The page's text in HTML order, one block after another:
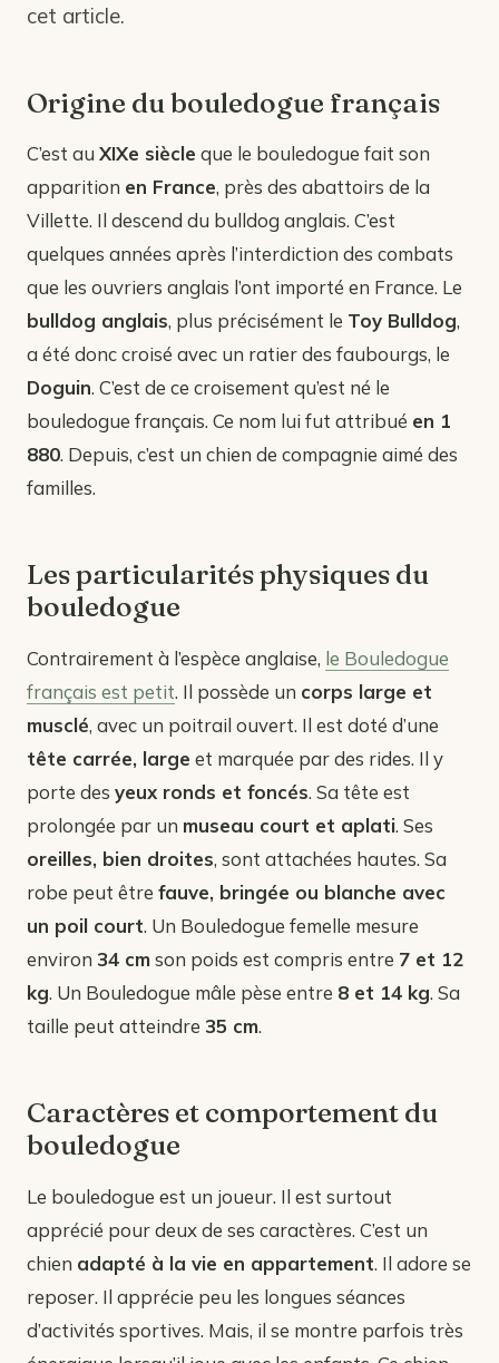
cet article.
Origine du bouledogue français
C’est au XIXe siècle que le bouledogue fait son
apparition en France, près des abattoirs de la
Villette. Il descend du bulldog anglais. C’est
quelques années après l’interdiction des combats
que les ouvriers anglais l’ont importé en France. Le
bulldog anglais, plus précisément le Toy Bulldog,
a été donc croisé avec un ratier des faubourgs, le
Doguin. C’est de ce croisement qu’est né le
bouledogue français. Ce nom lui fut attribué en 1
880. Depuis, c’est un chien de compagnie aimé des
familles.
Les particularités physiques du
bouledogue
Contrairement à l’espèce anglaise, le Bouledogue
français est petit. Il possède un corps large et
musclé, avec un poitrail ouvert. Il est doté d’une
tête carrée, large et marquée par des rides. Il y
porte des yeux ronds et foncés. Sa tête est
prolongée par un museau court et aplati. Ses
oreilles, bien droites, sont attachées hautes. Sa
robe peut être fauve, bringée ou blanche avec
un poil court. Un Bouledogue femelle mesure
environ 34 cm son poids est compris entre 7 et 12
kg. Un Bouledogue mâle pèse entre 8 et 14 kg. Sa
taille peut atteindre 35 cm.
Caractères et comportement du
bouledogue
Le bouledogue est un joueur. Il est surtout
apprécié pour deux de ses caractères. C’est un
chien adapté à la vie en appartement. Il adore se
reposer. Il apprécie peu les longues séances
d’activités sportives. Mais, il se montre parfois très